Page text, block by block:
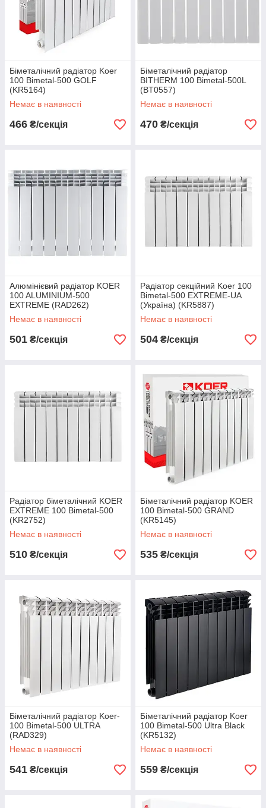
Біметалічний радіатор Koer
100 Bimetal-500 GOLF
(KR5164)
Немає в наявності
466 ₴/секція
Біметалічний радіатор
BITHERM 100 Bimetal-500L
(BT0557)
Немає в наявності
470 ₴/секція
Алюмінієвий радіатор KOER
100 ALUMINIUM-500
EXTREME (RAD262)
Немає в наявності
501 ₴/секція
Радіатор секційний Koer 100
Bimetal-500 EXTREME-UA
(Україна) (KR5887)
Немає в наявності
504 ₴/секція
Радіатор біметалічний KOER
EXTREME 100 Bimetal-500
(KR2752)
Немає в наявності
510 ₴/секція
Біметалічний радіатор KOER
100 Bimetal-500 GRAND
(KR5145)
Немає в наявності
535 ₴/секція
Біметалічний радіатор Koer-
100 Bimetal-500 ULTRA
(RAD329)
Немає в наявності
541 ₴/секція
Біметалічний радіатор Koer
100 Bimetal-500 Ultra Black
(KR5132)
Немає в наявності
559 ₴/секція